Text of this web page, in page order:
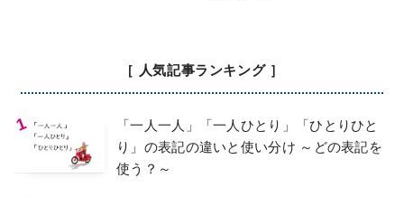
［ 人気記事ランキング ］
「一人一人」「一人ひとり」「ひとりひと
り」の表記の違いと使い分け ～どの表記を
使う？～